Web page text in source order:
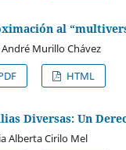
al
André Murillo Chávez
HTML
Diversas: Un
Alberta Cirilo Mel